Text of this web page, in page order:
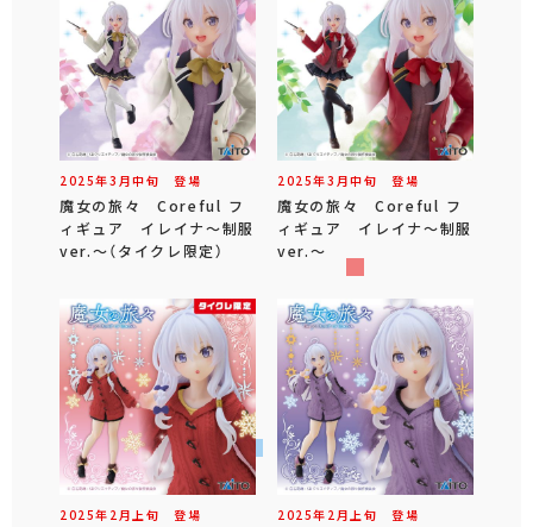
2025年3 月中旬 登場
魔女の旅々 Coreful フ
ィギュア イレイナ～制服
ver.～（タイクレ限定）
2025年3 月中旬 登場
魔女の旅々 Coreful フ
ィギュア イレイナ～制服
ver.～
2025年 2 月 上旬 登場 2025年 2 月 上旬 登場